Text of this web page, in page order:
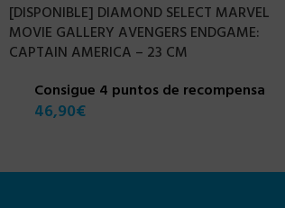
[DISPONIBLE] DIAMOND SELECT MARVEL
MOVIE GALLERY AVENGERS ENDGAME:
CAPTAIN AMERICA – 23 CM
Consigue 4 puntos de recompensa
46,90€